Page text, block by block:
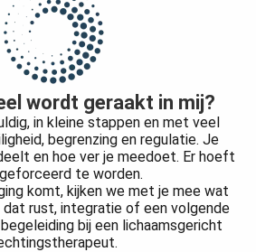
wordt geraakt in mij?
in kleine stappen en met veel
begrenzing en regulatie. Je
en hoe ver je meedoet. Er hoeft
te worden.
komt, kijken we met je mee wat
dat rust, integratie of een volgende
bij een lichaamsgericht